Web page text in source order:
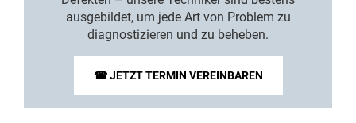
ausgebildet, um jede Art von Problem zu
diagnostizieren und zu beheben.
☎ JETZT TERMIN VEREINBAREN